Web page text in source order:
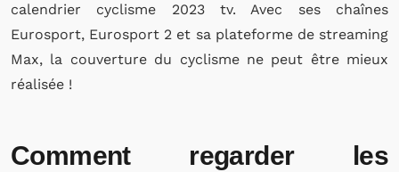
calendrier cyclisme 2023 tv. Avec ses chaînes
Eurosport, Eurosport 2 et sa plateforme de streaming
Max, la couverture du cyclisme ne peut être mieux
réalisée !
Comment regarder les